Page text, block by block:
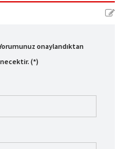
onaylandıktan
(*)